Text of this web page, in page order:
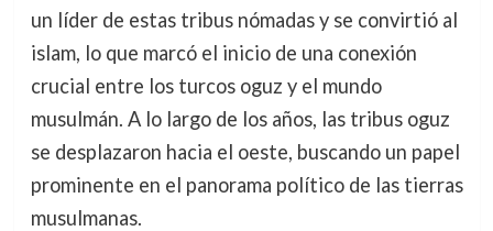
un líder de estas tribus nómadas y se convirtió al
islam, lo que marcó el inicio de una conexión
crucial entre los turcos oguz y el mundo
musulmán. A lo largo de los años, las tribus oguz
se desplazaron hacia el oeste, buscando un papel
prominente en el panorama político de las tierras
musulmanas.